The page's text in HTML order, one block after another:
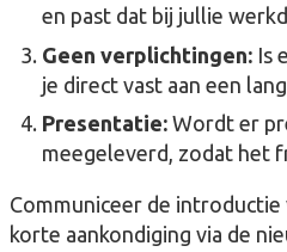
en past dat bij jullie
Geen verplichtingen: Is
je direct vast aan een
Presentatie: Wordt er
meegeleverd, zodat het
Communiceer de
korte aankondiging via de